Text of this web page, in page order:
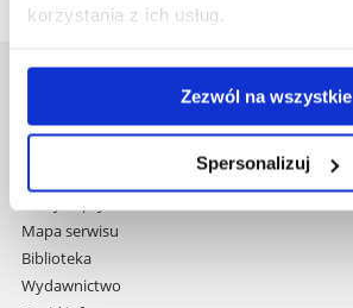
korzystania z ich usług.
Zezwól na wszystkie
Spersonalizuj
Uniwersytet Rzeszowski
Al. Tadeusza Rejtana 16C
nawigację
i
przejdź
Mapa serwisu
Biblioteka
Wydawnictwo